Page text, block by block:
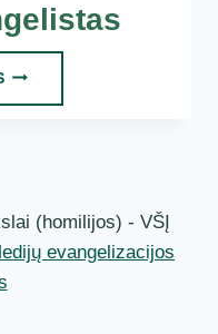
ŠV.
(homilijos) - VŠĮ
evangelizacijos